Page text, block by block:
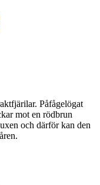
Påfågelögat
mot en rödbrun
och därför kan den